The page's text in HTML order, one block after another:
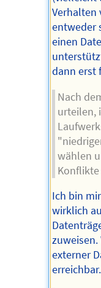
Verhalten
entweder
einen
dann erst
Nach
urteilen,
wählen
Konflikte
Ich bin
wirklich
externer
erreichbar.